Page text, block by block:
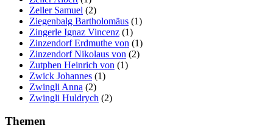
Zeller Samuel (2)
Ziegenbalg Bartholomäus (1)
Zingerle Ignaz Vincenz (1)
Zinzendorf Erdmuthe von (1)
Zinzendorf Nikolaus von (2)
Zutphen Heinrich von (1)
Zwick Johannes (1)
Zwingli Anna (2)
Zwingli Huldrych (2)
Themen